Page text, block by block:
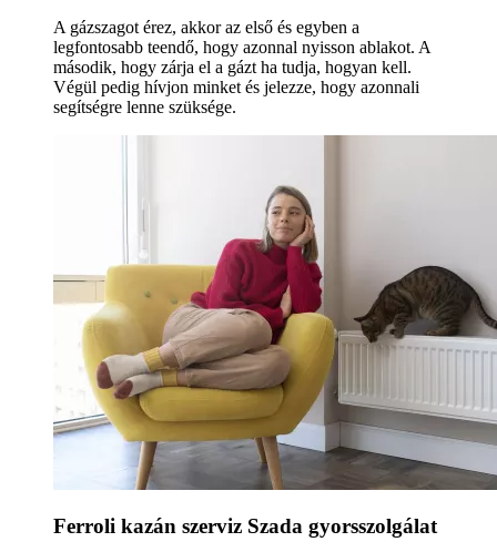
A gázszagot érez, akkor az első és egyben a
legfontosabb teendő, hogy azonnal nyisson ablakot. A
második, hogy zárja el a gázt ha tudja, hogyan kell.
Végül pedig hívjon minket és jelezze, hogy azonnali
segítségre lenne szüksége.
Ferroli kazán szerviz Szada gyorsszolgálat